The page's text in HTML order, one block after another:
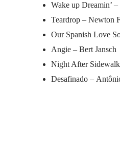
Wake up Dreamin’ –
Teardrop – Newton
Our Spanish Love
Angie – Bert Jansch
Night After
Desafinado –